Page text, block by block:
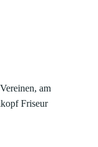
am
Friseur